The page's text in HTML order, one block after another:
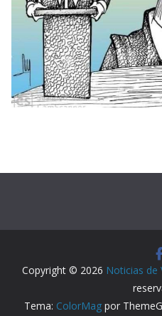
Copyright © 2026 Noticias de
Tema: ColorMagpor